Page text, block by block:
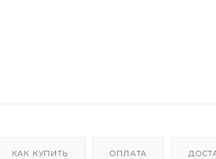
КАК КУПИТЬ ОПЛАТА